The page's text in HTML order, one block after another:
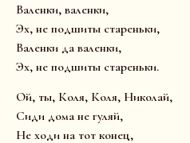
Валенки, валенки,
Эх, не подшиты стареньки,
Валенки да валенки,
Эх, не подшиты стареньки.
Ой, ты, Коля, Коля, Николай,
Сиди дома не гуляй,
Не ходи на тот конец,